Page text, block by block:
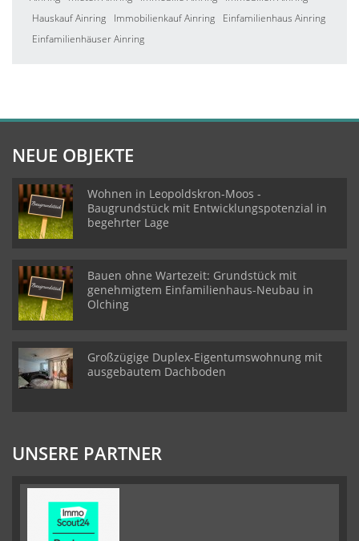
Hauskauf Ainring
Immobilienkauf Ainring
Einfamilienhaus Ainring
Einfamilienhäuser Ainring
NEUE OBJEKTE
Wohnen in Leopoldskron-Moos -
Baugrundstück mit Entwicklungspotenzial in
begehrter Lage
Bauen ohne Wartezeit: Grundstück mit
genehmigtem Einfamilienhaus-Neubau in
Olching
Großzügige Duplex-Eigentumswohnung mit
ausgebautem Dachboden
UNSERE PARTNER